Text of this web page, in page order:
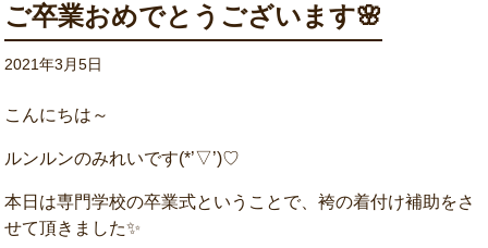
ご卒業おめでとうございます🌸
2021年3月5日
こんにちは～
ルンルンのみれいです(*’▽’)♡
本日は専門学校の卒業式ということで、袴の着付け補助をさ
せて頂きました✨